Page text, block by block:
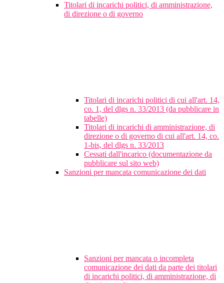
Titolari di incarichi politici, di amministrazione,
di direzione o di governo
Titolari di incarichi politici di cui all'art. 14,
co. 1, del dlgs n. 33/2013 (da pubblicare in
tabelle)
Titolari di incarichi di amministrazione, di
direzione o di governo di cui all'art. 14, co.
1-bis, del dlgs n. 33/2013
Cessati dall'incarico (documentazione da
pubblicare sul sito web)
Sanzioni per mancata comunicazione dei dati
Sanzioni per mancata o incompleta
comunicazione dei dati da parte dei titolari
di incarichi politici, di amministrazione, di